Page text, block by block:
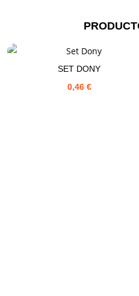
SET DONY
0,46 €